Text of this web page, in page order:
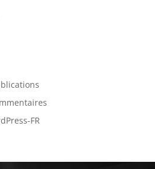
FR